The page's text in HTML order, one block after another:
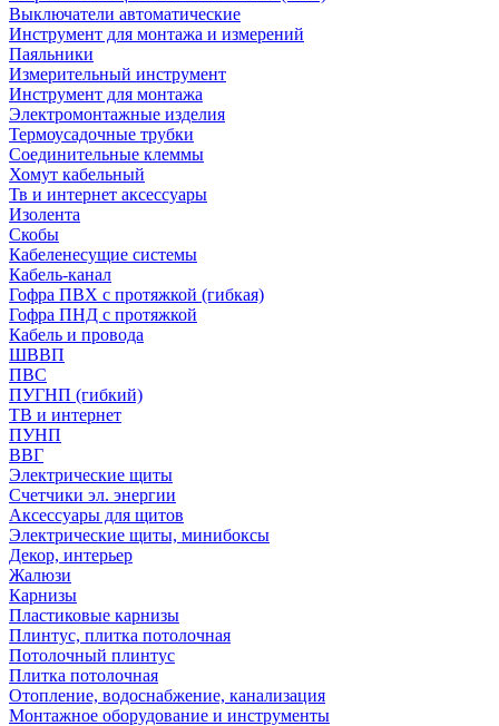
Выключатели автоматические
Инструмент для монтажа и измерений
Паяльники
Измерительный инструмент
Инструмент для монтажа
Электромонтажные изделия
Термоусадочные трубки
Соединительные клеммы
Хомут кабельный
Тв и интернет аксессуары
Изолента
Скобы
Кабеленесущие системы
Кабель-канал
Гофра ПВХ с протяжкой (гибкая)
Гофра ПНД с протяжкой
Кабель и провода
ШВВП
ПВС
ПУГНП (гибкий)
ТВ и интернет
ПУНП
ВВГ
Электрические щиты
Счетчики эл. энергии
Аксессуары для щитов
Электрические щиты, минибоксы
Декор, интерьер
Жалюзи
Карнизы
Пластиковые карнизы
Плинтус, плитка потолочная
Потолочный плинтус
Плитка потолочная
Отопление, водоснабжение, канализация
Монтажное оборудование и инструменты